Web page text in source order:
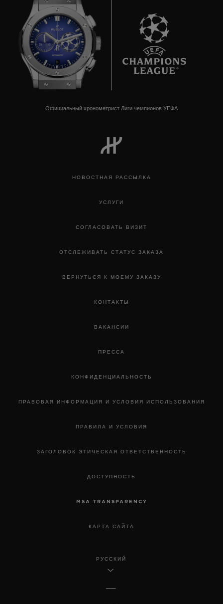
8
Официальный хронометрист Лиги чемпионов УЕФА
НОВОСТНАЯ РАССЫЛКА
УСЛУГИ
СОГЛАСОВАТЬ ВИЗИТ
ОТСЛЕЖИВАТЬ СТАТУС ЗАКАЗА
ВЕРНУТЬСЯ К МОЕМУ ЗАКАЗУ
КОНТАКТЫ
ВАКАНСИИ
ПРЕССА
КОНФИДЕНЦИАЛЬНОСТЬ
ПРАВОВАЯ ИНФОРМАЦИЯ И УСЛОВИЯ ИСПОЛЬЗОВАНИЯ
ПРАВИЛА И УСЛОВИЯ
ЗАГОЛОВОК ЭТИЧЕСКАЯ ОТВЕТСТВЕННОСТЬ
ДОСТУПНОСТЬ
MSA TRANSPARENCY
КАРТА САЙТА
РУССКИЙ